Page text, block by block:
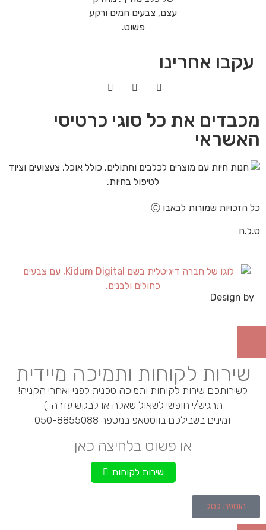
עקבו אחרינו
מכבדים את כל סוגי כרטיסי
האשראי
כל הזכויות שמורות לבאבו Ⓒ
ט.ל.ח
Design by
שירות לקוחות ותמיכה מיידית
לשירותכם שירות לקוחות ותמיכה טכנית לפני ואחרי הקניה!
תרגיש/י חופשי לשאול שאלה או לבקש עזרה :)
זמינים בשבילכם בווטסאפ במספר 050-8855088
או פשוט בלחיצה כאן
שירות לקוחות
הוספה לסל